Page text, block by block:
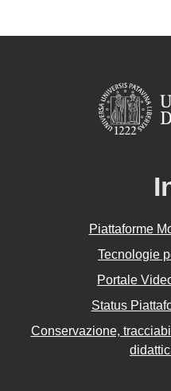
Piattaforme
Tecnologie
Portale
Status
Conservazione,